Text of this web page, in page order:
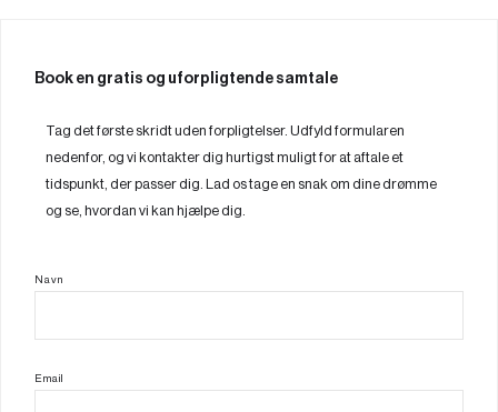
Book en gratis og uforpligtende samtale
Tag det første skridt uden forpligtelser. Udfyld formularen
nedenfor, og vi kontakter dig hurtigst muligt for at aftale et
tidspunkt, der passer dig. Lad os tage en snak om dine drømme
og se, hvordan vi kan hjælpe dig.
Navn
Email